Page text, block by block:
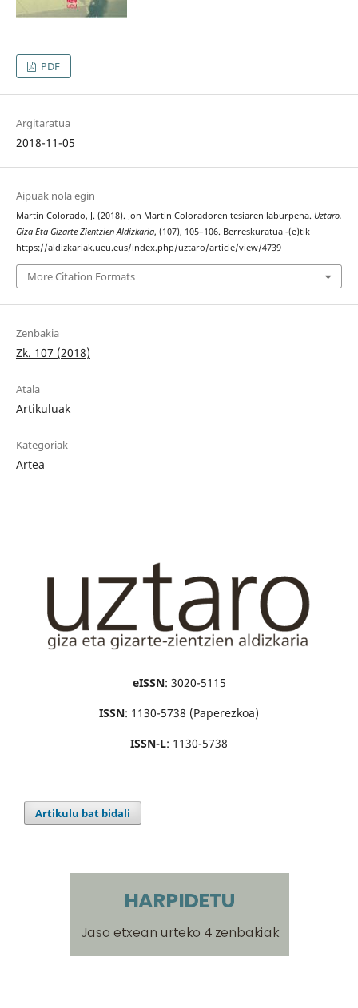
PDF
Argitaratua
2018-11-05
Aipuak nola egin
Martin Colorado, J. (2018). Jon Martin Coloradoren tesiaren laburpena. Uztaro.
Giza Eta Gizarte-Zientzien Aldizkaria, (107), 105–106. Berreskuratua -(e)tik
https://aldizkariak.ueu.eus/index.php/uztaro/article/view/4739
More Citation Formats
Zenbakia
Zk. 107 (2018)
Atala
Artikuluak
Kategoriak
Artea
eISSN: 3020-5115
ISSN: 1130-5738 (Paperezkoa)
ISSN-L: 1130-5738
Artikulu bat bidali